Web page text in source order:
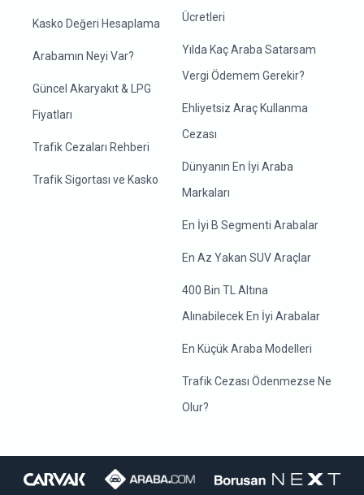
Kasko Değeri Hesaplama
Arabamın Neyi Var?
Güncel Akaryakıt & LPG
Fiyatları
Trafik Cezaları Rehberi
Trafik Sigortası ve Kasko
Ücretleri
Yılda Kaç Araba Satarsam
Vergi Ödemem Gerekir?
Ehliyetsiz Araç Kullanma
Cezası
Dünyanın En İyi Araba
Markaları
En İyi B Segmenti Arabalar
En Az Yakan SUV Araçlar
400 Bin TL Altına
Alınabilecek En İyi Arabalar
En Küçük Araba Modelleri
Trafik Cezası Ödenmezse Ne
Olur?